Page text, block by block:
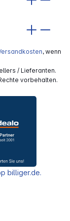
, wenn
/ Lieferanten.
vorbehalten.